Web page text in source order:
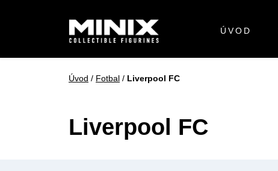
ÚVOD
Úvod / Fotbal / Liverpool FC
Liverpool FC